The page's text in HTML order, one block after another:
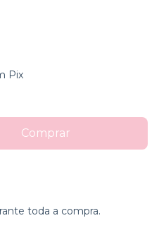
Pix
toda a compra.